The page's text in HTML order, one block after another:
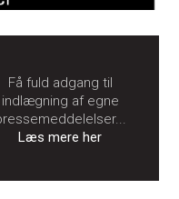
Få fuld adgang til
indlægning af egne
Læs mere her